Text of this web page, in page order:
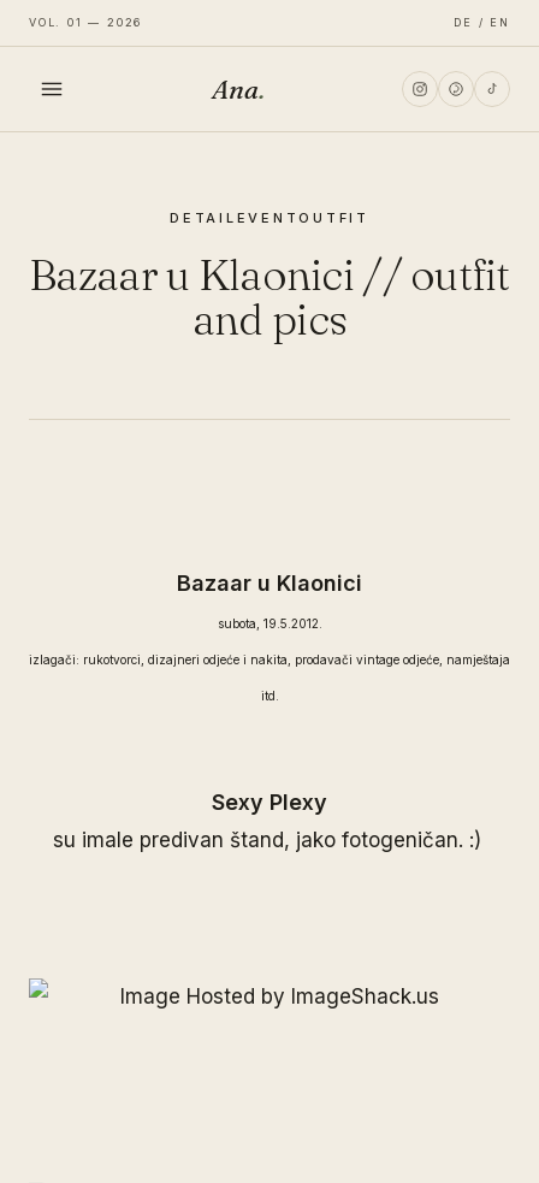
VOL. 01 — 2026 DE / EN
Ana.
DETAIL EVENTOUTFIT
Bazaar u Klaonici // outfit
and pics
Bazaar u Klaonici
subota, 19.5.2012.
izlagači: rukotvorci, dizajneri odjeće i nakita, prodavači vintage odjeće, namještaja
itd.
Sexy Plexy
su imale predivan štand, jako fotogeničan. :)